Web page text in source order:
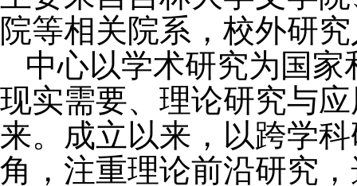
院等相关院系，校外研
中心以学术研究为国
现实需要、理论研究与
来。成立以来，以跨学
角，注重理论前沿研究